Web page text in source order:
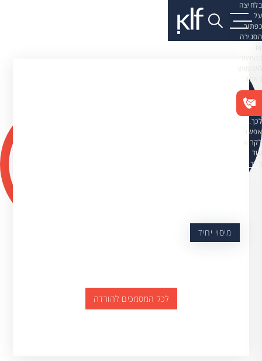
בלחיצה
על
כפתור
הסגירה
או
בהמשך
השימוש
באתר
–
את/ה
מסכים/ה
לכך.
אפשר
לקרוא
עוד
ב מדיניות
.
מיסוי יחיד
לכל המסמכים להורדה